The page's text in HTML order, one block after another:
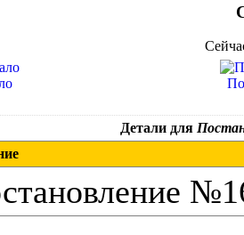
Детали для